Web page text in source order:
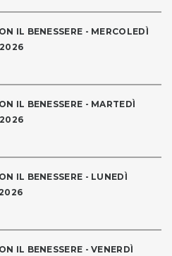
IL BENESSERE - MERCOLEDÌ
IL BENESSERE - MARTEDÌ
IL BENESSERE - LUNEDÌ
IL BENESSERE - VENERDÌ